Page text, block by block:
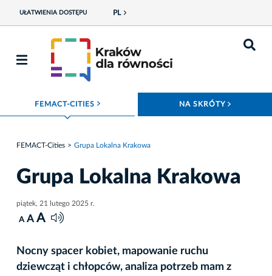
UŁATWIENIA DOSTĘPU PL
FEMACT-CITIES ROZWIŃ MENU NA SKRÓTY
FEMACT-Cities Grupa Lokalna Krakowa
Grupa Lokalna Krakowa
piątek, 21 lutego 2025 r.
A A A
Nocny spacer kobiet, mapowanie ruchu
dziewcząt i chłopców, analiza potrzeb mam z